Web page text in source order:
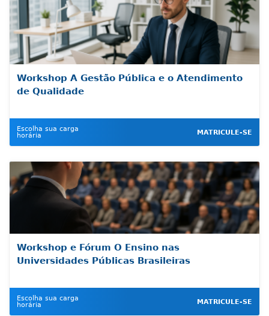
Workshop A Gestão Pública e o Atendimento
de Qualidade
Escolha sua carga
horária
MATRICULE-SE
Workshop e Fórum O Ensino nas
Universidades Públicas Brasileiras
Escolha sua carga
horária
MATRICULE-SE